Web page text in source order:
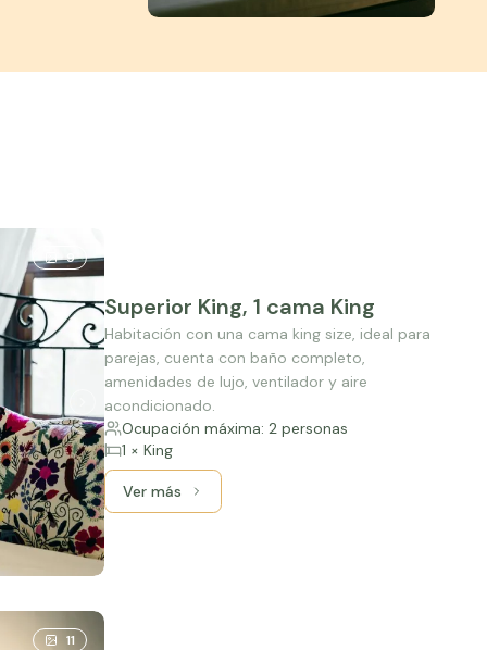
9
Superior King, 1 cama King
Habitación con una cama king size, ideal para
parejas, cuenta con baño completo,
amenidades de lujo, ventilador y aire
acondicionado.
Ocupación máxima: 2 personas
1 × King
Ver másVer más: Superior King, 1 cama King
11